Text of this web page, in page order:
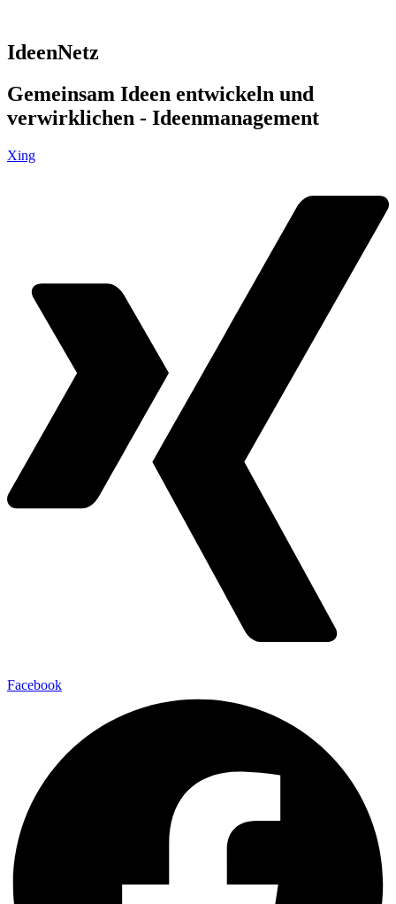
IdeenNetz
Gemeinsam Ideen entwickeln und
verwirklichen - Ideenmanagement
Xing
Facebook